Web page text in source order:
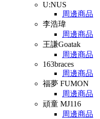
U:NUS
周邊商品
李浩瑋
周邊商品
王謙Goatak
周邊商品
163braces
周邊商品
福夢 FUMON
周邊商品
頑童 MJ116
周邊商品